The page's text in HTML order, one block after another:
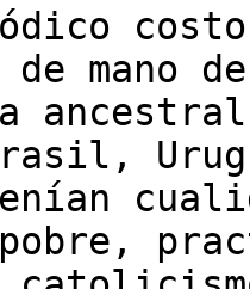
mano
pobre,